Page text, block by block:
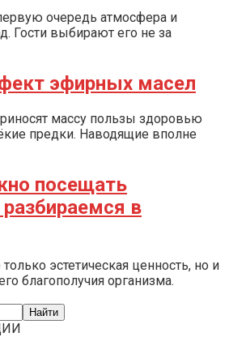
очередь атмосфера и
Гости выбирают его не за
эфирных масел
массу пользы здоровью
предки. Наводящие вполне
посещать
в
эстетическая ценность, но и
благополучия организма.